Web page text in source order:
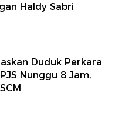
Haldy Sabri
Duduk Perkara
Nunggu 8 Jam,